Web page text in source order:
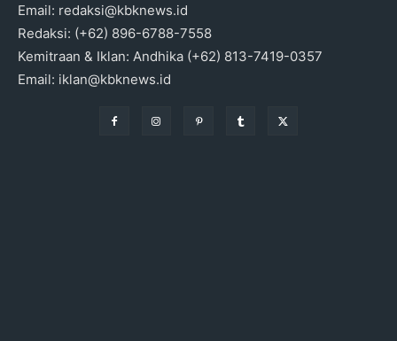
Email: redaksi@kbknews.id
Redaksi: (+62) 896-6788-7558
Kemitraan & Iklan: Andhika (+62) 813-7419-0357
Email: iklan@kbknews.id